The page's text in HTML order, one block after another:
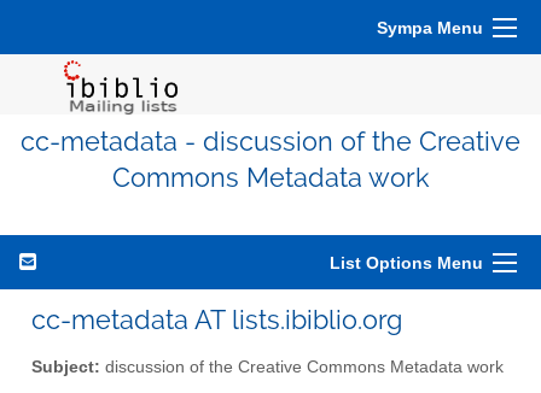
Sympa Menu
cc-metadata - discussion of the Creative
Commons Metadata work
List Options Menu
cc-metadata AT lists.ibiblio.org
Subject: discussion of the Creative Commons Metadata work